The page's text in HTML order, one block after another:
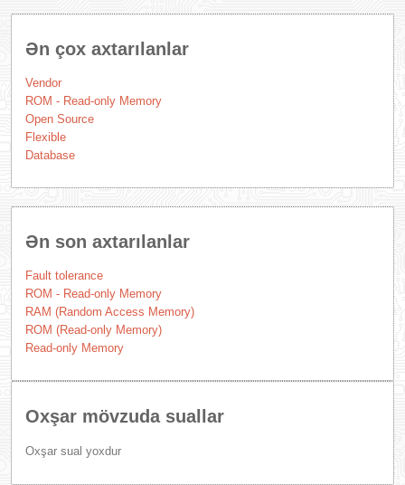
Ən çox axtarılanlar
Vendor
ROM - Read-only Memory
Open Source
Flexible
Database
Ən son axtarılanlar
Fault tolerance
ROM - Read-only Memory
RAM (Random Access Memory)
ROM (Read-only Memory)
Read-only Memory
Oxşar mövzuda suallar
Oxşar sual yoxdur